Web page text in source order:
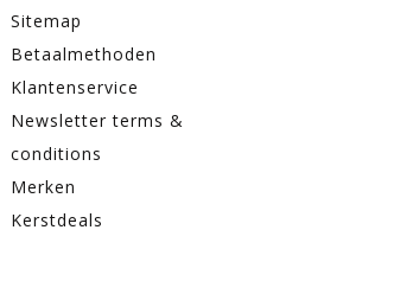
Sitemap
Betaalmethoden
Klantenservice
Newsletter terms &
conditions
Merken
Kerstdeals